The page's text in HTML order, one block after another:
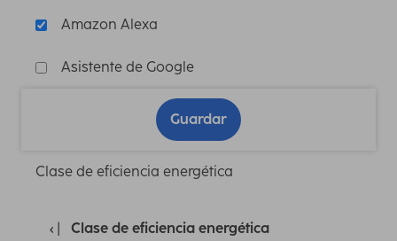
Amazon Alexa
Asistente de Google
Guardar
Clase de eficiencia energética
Clase de eficiencia energética